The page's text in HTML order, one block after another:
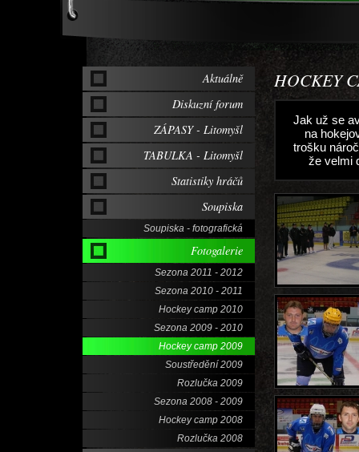
HOCKEY
Jak už se
na
trošku
že velmi
Aktuálně
Diskuzní forum
ZÁPASY - Litomyšl
TABULKA - Litomyšl
Statistiky hráčů
Soupiska
Soupiska - fotografická
Fotogalerie
Sezona 2011 - 2012
Sezona 2010 - 2011
Hockey camp 2010
Sezona 2009 - 2010
Hockey camp 2009
Soustředění 2009
Rozlučka 2009
Sezona 2008 - 2009
Hockey camp 2008
Rozlučka 2008